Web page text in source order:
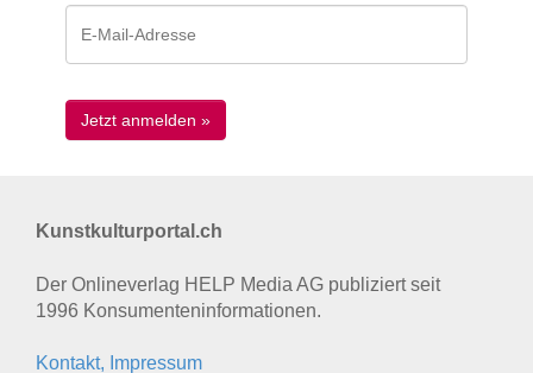
Kunstkulturportal.ch
Der Onlineverlag HELP Media AG publiziert seit
1996 Konsumenten­informationen.
Kontakt, Impressum